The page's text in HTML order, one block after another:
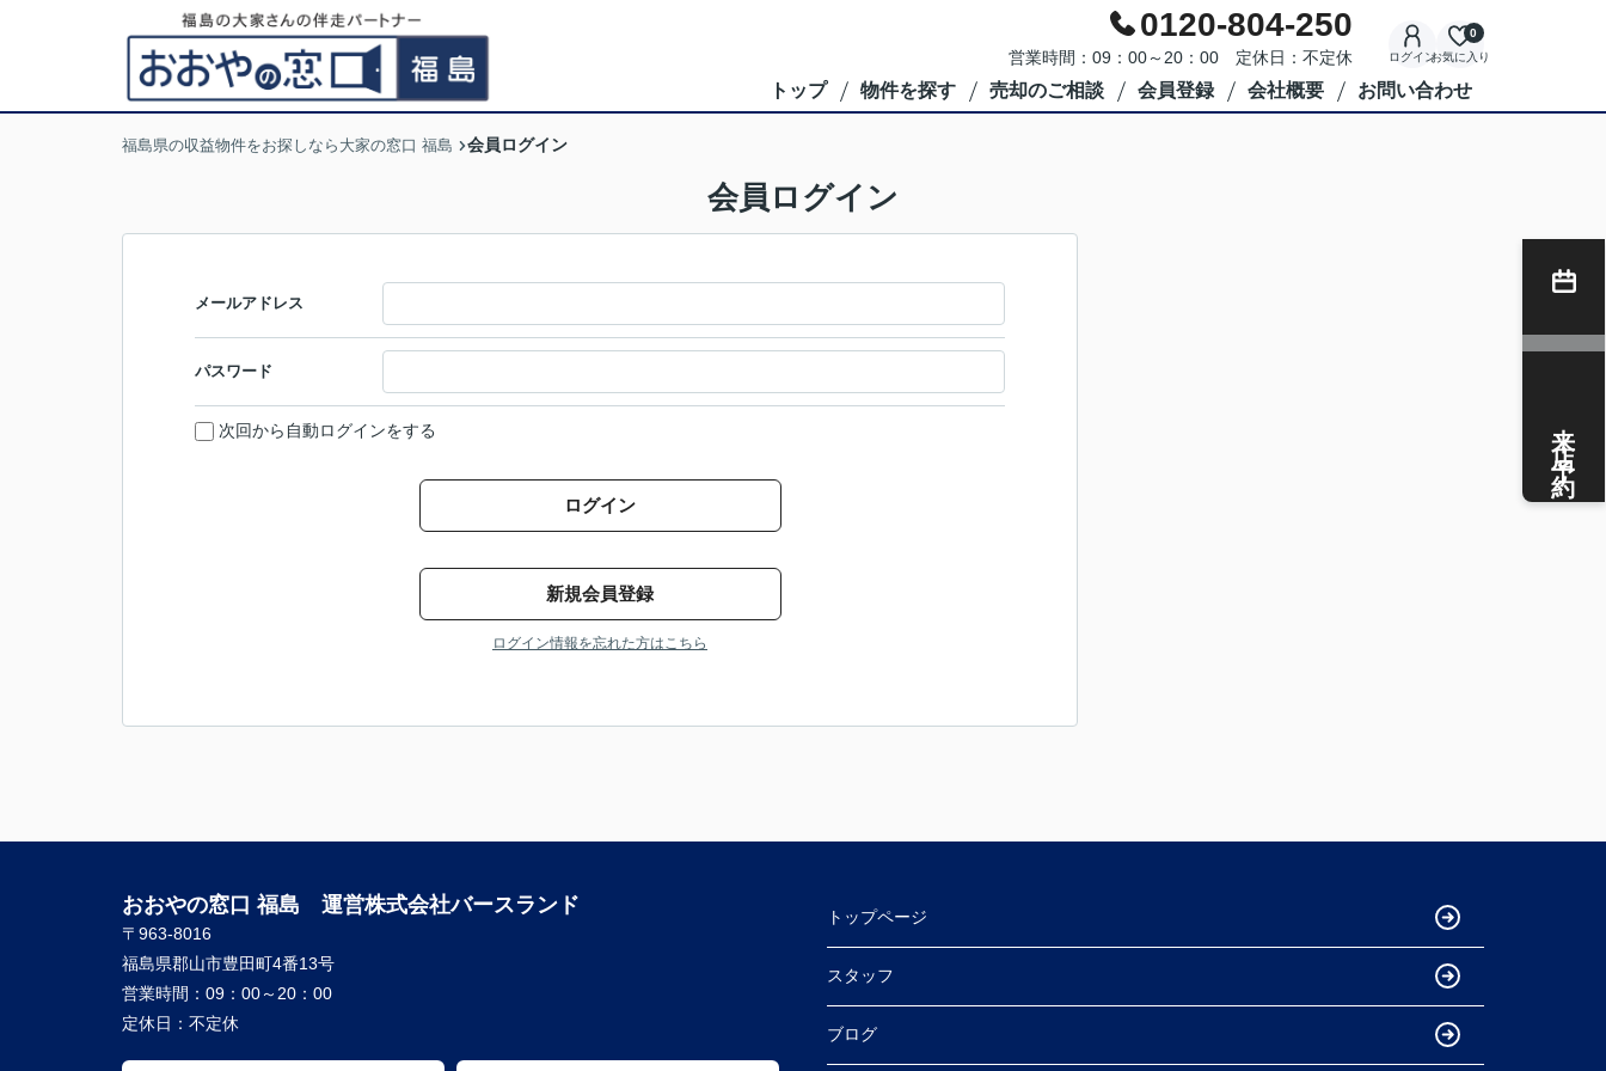
0120-804-250
営業時間：09：00～20：00 定休日：不定休 ログインお気に入り
0
トップ 物件を探す 売却のご相談 会員登録 会社概要 お問い合わせ
福島県の収益物件をお探しなら大家の窓口 福島 会員ログイン
会員ログイン
メールアドレス
パスワード
次回から自動ログインをする
ログイン
新規会員登録
ログイン情報を忘れた方はこちら
来店予約
おおやの窓口 福島 運営株式会社バースランド
〒963-8016
福島県郡山市豊田町4番13号
営業時間： 09：00～20：00
定休日： 不定休
トップページ
スタッフ
ブログ